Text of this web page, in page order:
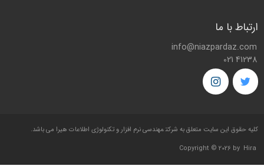
ارتباط با ما
info@niazpardaz.com
021 41238
کليه حقوق اين سايت متعلق به شرکتمهندسی نرم افزار و تکنولوژی اطلاعات هیرا می باشد.
Copyright © 2026 by Hira